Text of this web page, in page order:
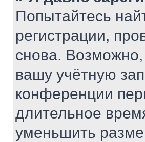
Попытайтесь
регистрации,
снова.
вашу учётную
конференции
длительное
уменьшить